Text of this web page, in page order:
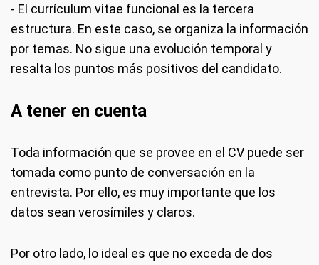
- El currículum vitae funcional es la tercera
estructura. En este caso, se organiza la información
por temas. No sigue una evolución temporal y
resalta los puntos más positivos del candidato.
A tener en cuenta
Toda información que se provee en el CV puede ser
tomada como punto de conversación en la
entrevista. Por ello, es muy importante que los
datos sean verosímiles y claros.
Por otro lado, lo ideal es que no exceda de dos